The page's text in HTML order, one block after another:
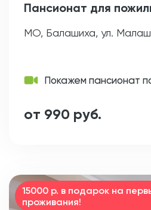
Пансионат для
МО, Балашиха, ул.
Покажем пансионат
от 990 руб.
15000 р. в подарок на
проживания!